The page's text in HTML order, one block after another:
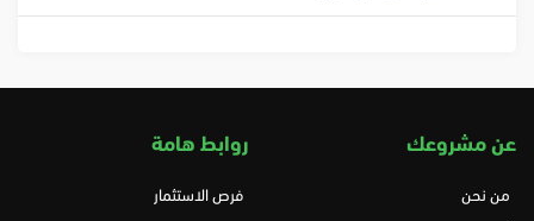
عن مشروعك
من نحن
روابط هامة
فرص الاستثمار